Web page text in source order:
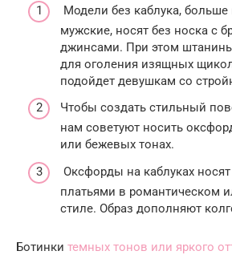
Модели без каблука,
мужские, носят без носка с
джинсами. При этом
для оголения изящных
подойдет девушкам со
Чтобы создать стильный
нам советуют носить
или бежевых тонах.
Оксфорды на каблуках
платьями в романтическом
стиле. Образ дополняют
Ботинки темных тонов или яркого